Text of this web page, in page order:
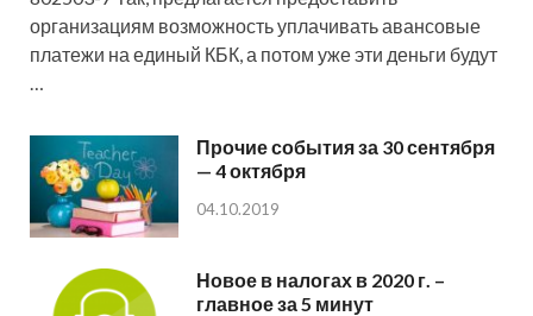
организациям возможность уплачивать авансовые
платежи на единый КБК, а потом уже эти деньги будут
…
Прочие события за 30 сентября
— 4 октября
04.10.2019
Новое в налогах в 2020 г. –
главное за 5 минут